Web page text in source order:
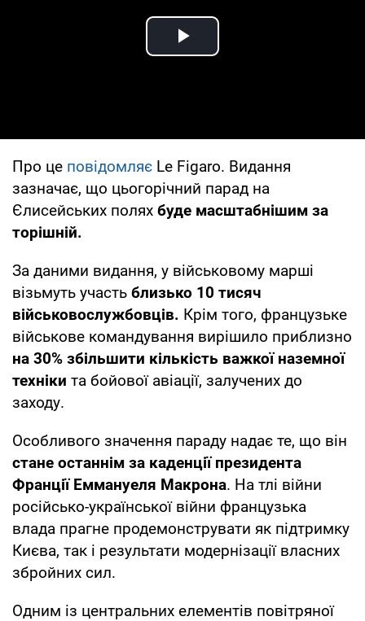
Play Video
Про це повідомляє Le Figaro. Видання
зазначає, що цьогорічний парад на
Єлисейських полях буде масштабнішим за
торішній.
За даними видання, у військовому марші
візьмуть участь близько 10 тисяч
військовослужбовців. Крім того, французьке
військове командування вирішило приблизно
на 30% збільшити кількість важкої наземної
техніки та бойової авіації, залучених до
заходу.
Особливого значення параду надає те, що він
стане останнім за каденції президента
Франції Еммануеля Макрона. На тлі війни
російсько-української війни французька
влада прагне продемонструвати як підтримку
Києва, так і результати модернізації власних
збройних сил.
Одним із центральних елементів повітряної